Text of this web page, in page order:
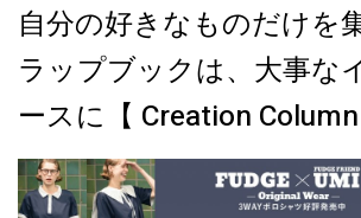
自分の好きなものだけを
ラップブックは、大事な
ースに【 Creation Column